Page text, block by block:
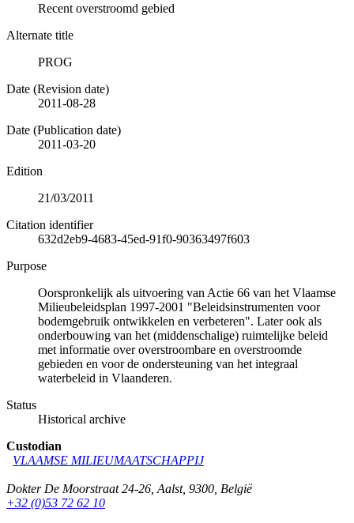
Recent overstroomd gebied
Alternate title
PROG
Date (Revision date)
2011-08-28
Date (Publication date)
2011-03-20
Edition
21/03/2011
Citation identifier
632d2eb9-4683-45ed-91f0-90363497f603
Purpose
Oorspronkelijk als uitvoering van Actie 66 van het Vlaamse
Milieubeleidsplan 1997-2001 "Beleidsinstrumenten voor
bodemgebruik ontwikkelen en verbeteren". Later ook als
onderbouwing van het (middenschalige) ruimtelijke beleid
met informatie over overstroombare en overstroomde
gebieden en voor de ondersteuning van het integraal
waterbeleid in Vlaanderen.
Status
Historical archive
Custodian
VLAAMSE MILIEUMAATSCHAPPIJ
Dokter De Moorstraat 24-26 Aalst, 9300 België
+32 (0)53 72 62 10